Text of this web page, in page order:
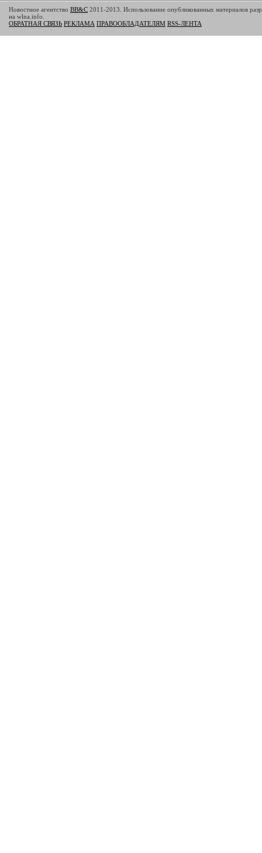
Новостное агентство BB&C 2011-2013. Использование опубликованных материалов
на wlna.info.
ОБРАТНАЯ СВЯЗЬ РЕКЛАМА ПРАВООБЛАДАТЕЛЯМ RSS-ЛЕНТА